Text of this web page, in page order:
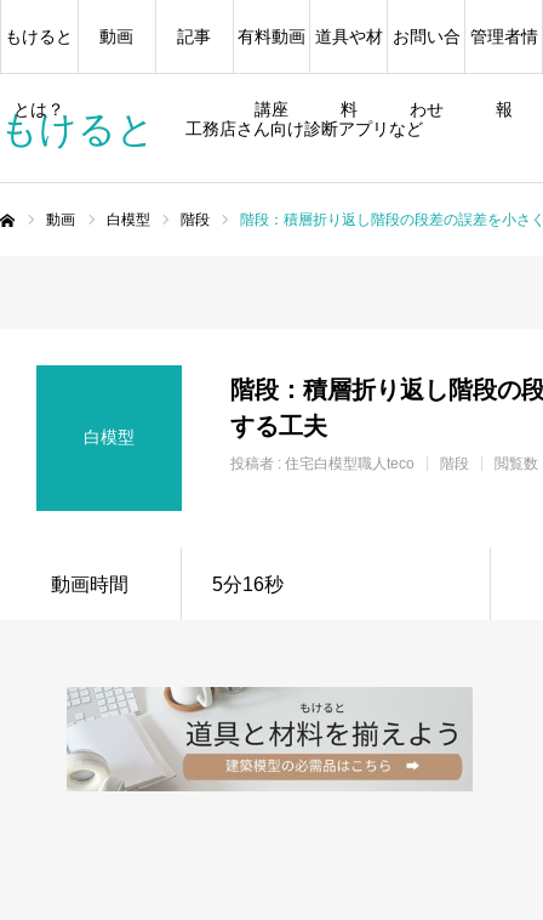
もけると 工務店さん向け診断アプリなど
もけると
とは？
動画 記事 有料動画
講座
道具や材
料
お問い合
わせ
管理者情
報
動画 白模型 階段 階段：積層折り返し階段の段差の誤差を小さ
白模型
階段：積層折り返し階段の
する工夫
投稿者 : 住宅白模型職人teco 階段 閲覧数
動画時間 5分16秒